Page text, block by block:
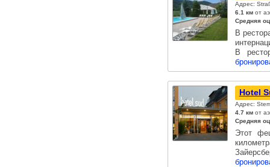
Адрес:
6.1 кмот
Средняя
В
В
Hotel
Адрес:
4.7 кмот
Средняя
Этот